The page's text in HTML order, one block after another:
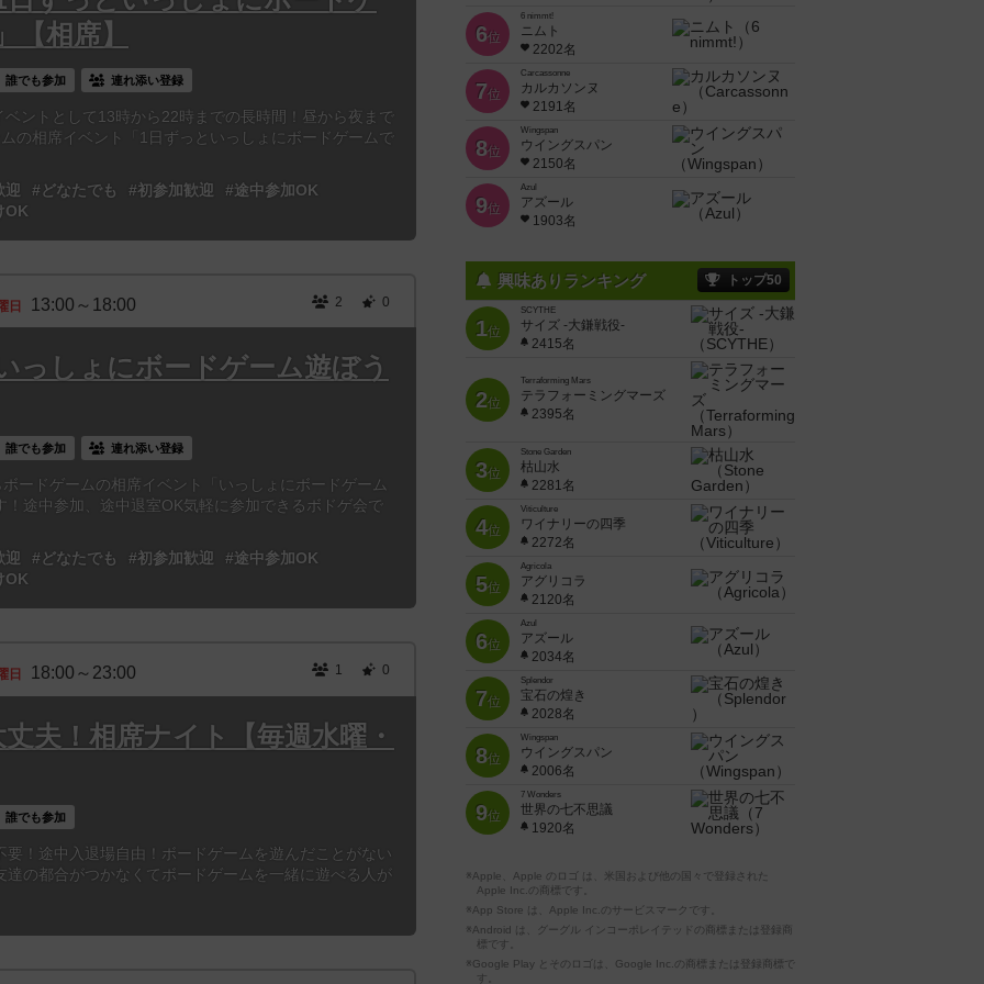
【相席】
誰でも参加 連れ添い登録
ントとして13時から22時までの長時間！昼から夜まで
の相席イベント「1日ずっといっしょにボードゲームで
迎 #どなたでも #初参加歓迎
#途中参加OK
OK
日 13:00～18:00 2 0
っしょにボードゲーム遊ぼう
誰でも参加 連れ添い登録
ードゲームの相席イベント「いっしょにボードゲーム
！途中参加、途中退室OK気軽に参加できるボドゲ会で
迎 #どなたでも #初参加歓迎
#途中参加OK
OK
日 18:00～23:00 1 0
夫！相席ナイト【毎週水曜・
誰でも参加
要！途中入退場自由！ボードゲームを遊んだことがない
達の都合がつかなくてボードゲームを一緒に遊べる人が
6位
6 nimmt!
ニムト
2202名
7位
Carcassonne
カルカソンヌ
2191名
8位
Wingspan
ウイングスパン
2150名
9位
Azul
アズール
1903名
興味ありランキング トップ50
1位
SCYTHE
サイズ -大鎌戦役-
2415名
2位
Terraforming Mars
テラフォーミングマーズ
2395名
3位
Stone Garden
枯山水
2281名
4位
Viticulture
ワイナリーの四季
2272名
5位
Agricola
アグリコラ
2120名
6位
Azul
アズール
2034名
7位
Splendor
宝石の煌き
2028名
8位
Wingspan
ウイングスパン
2006名
9位
7 Wonders
世界の七不思議
1920名
※Apple、Apple のロゴ は、米国および他の国々で登録された
Apple Inc.の商標です。
※App Store は、Apple Inc.のサービスマークです。
※Android は、グーグル インコーポレイテッドの商標または登録商
標です。
※Google Play とそのロゴは、Google Inc.の商標または登録商標で
す。